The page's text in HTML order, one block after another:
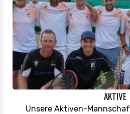
AKTIVE
Unsere Aktiven-